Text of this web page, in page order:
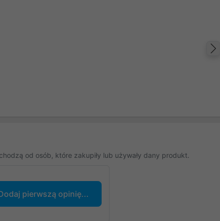
od osób, które zakupiły lub używały dany produkt.
pierwszą opinię...